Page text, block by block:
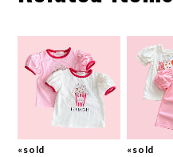
«sold
«sold